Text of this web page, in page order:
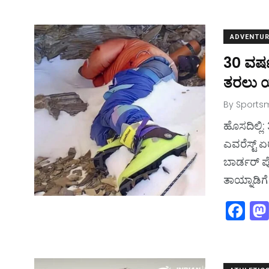
e
b
o
o
k
30
ತರಲು
By
ಎವರೆಸ್ಟ್‌
ಬಾರ್ಡರ್‌
F
a